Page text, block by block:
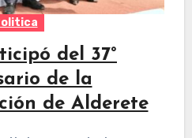
del 37°
de la
de Alderete